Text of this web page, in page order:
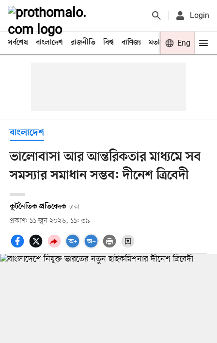
Login
সর্বশেষ বাংলাদেশ রাজনীতি বিশ্ব বাণিজ্য মতামত খেলা
Eng
বাংলাদেশ
ভালোবাসা আর আন্তরিকতার মাধ্যমে সব
সমস্যার সমাধান সম্ভব: দীনেশ ত্রিবেদী
কূটনৈতিক প্রতিবেদক ঢাকা
প্রকাশ: ১১ জুন ২০২৬, ১১: ৩৯